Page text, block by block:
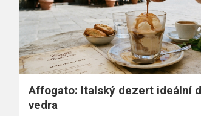
Affogato: Italský dezert ideální
vedra